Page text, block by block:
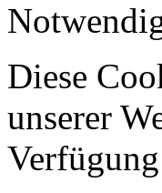
Diese
unserer